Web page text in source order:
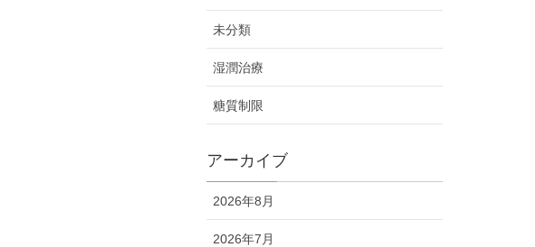
未分類
湿潤治療
糖質制限
アーカイブ
2026年8月
2026年7月